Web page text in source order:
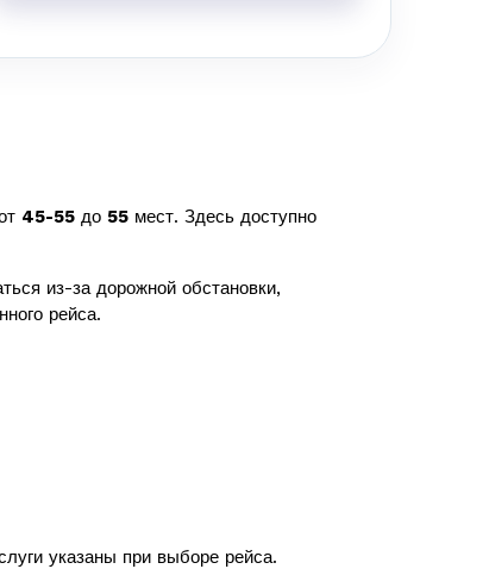
45-55 до 55 мест. Здесь доступно
из-за дорожной обстановки,
рейса.
указаны при выборе рейса.